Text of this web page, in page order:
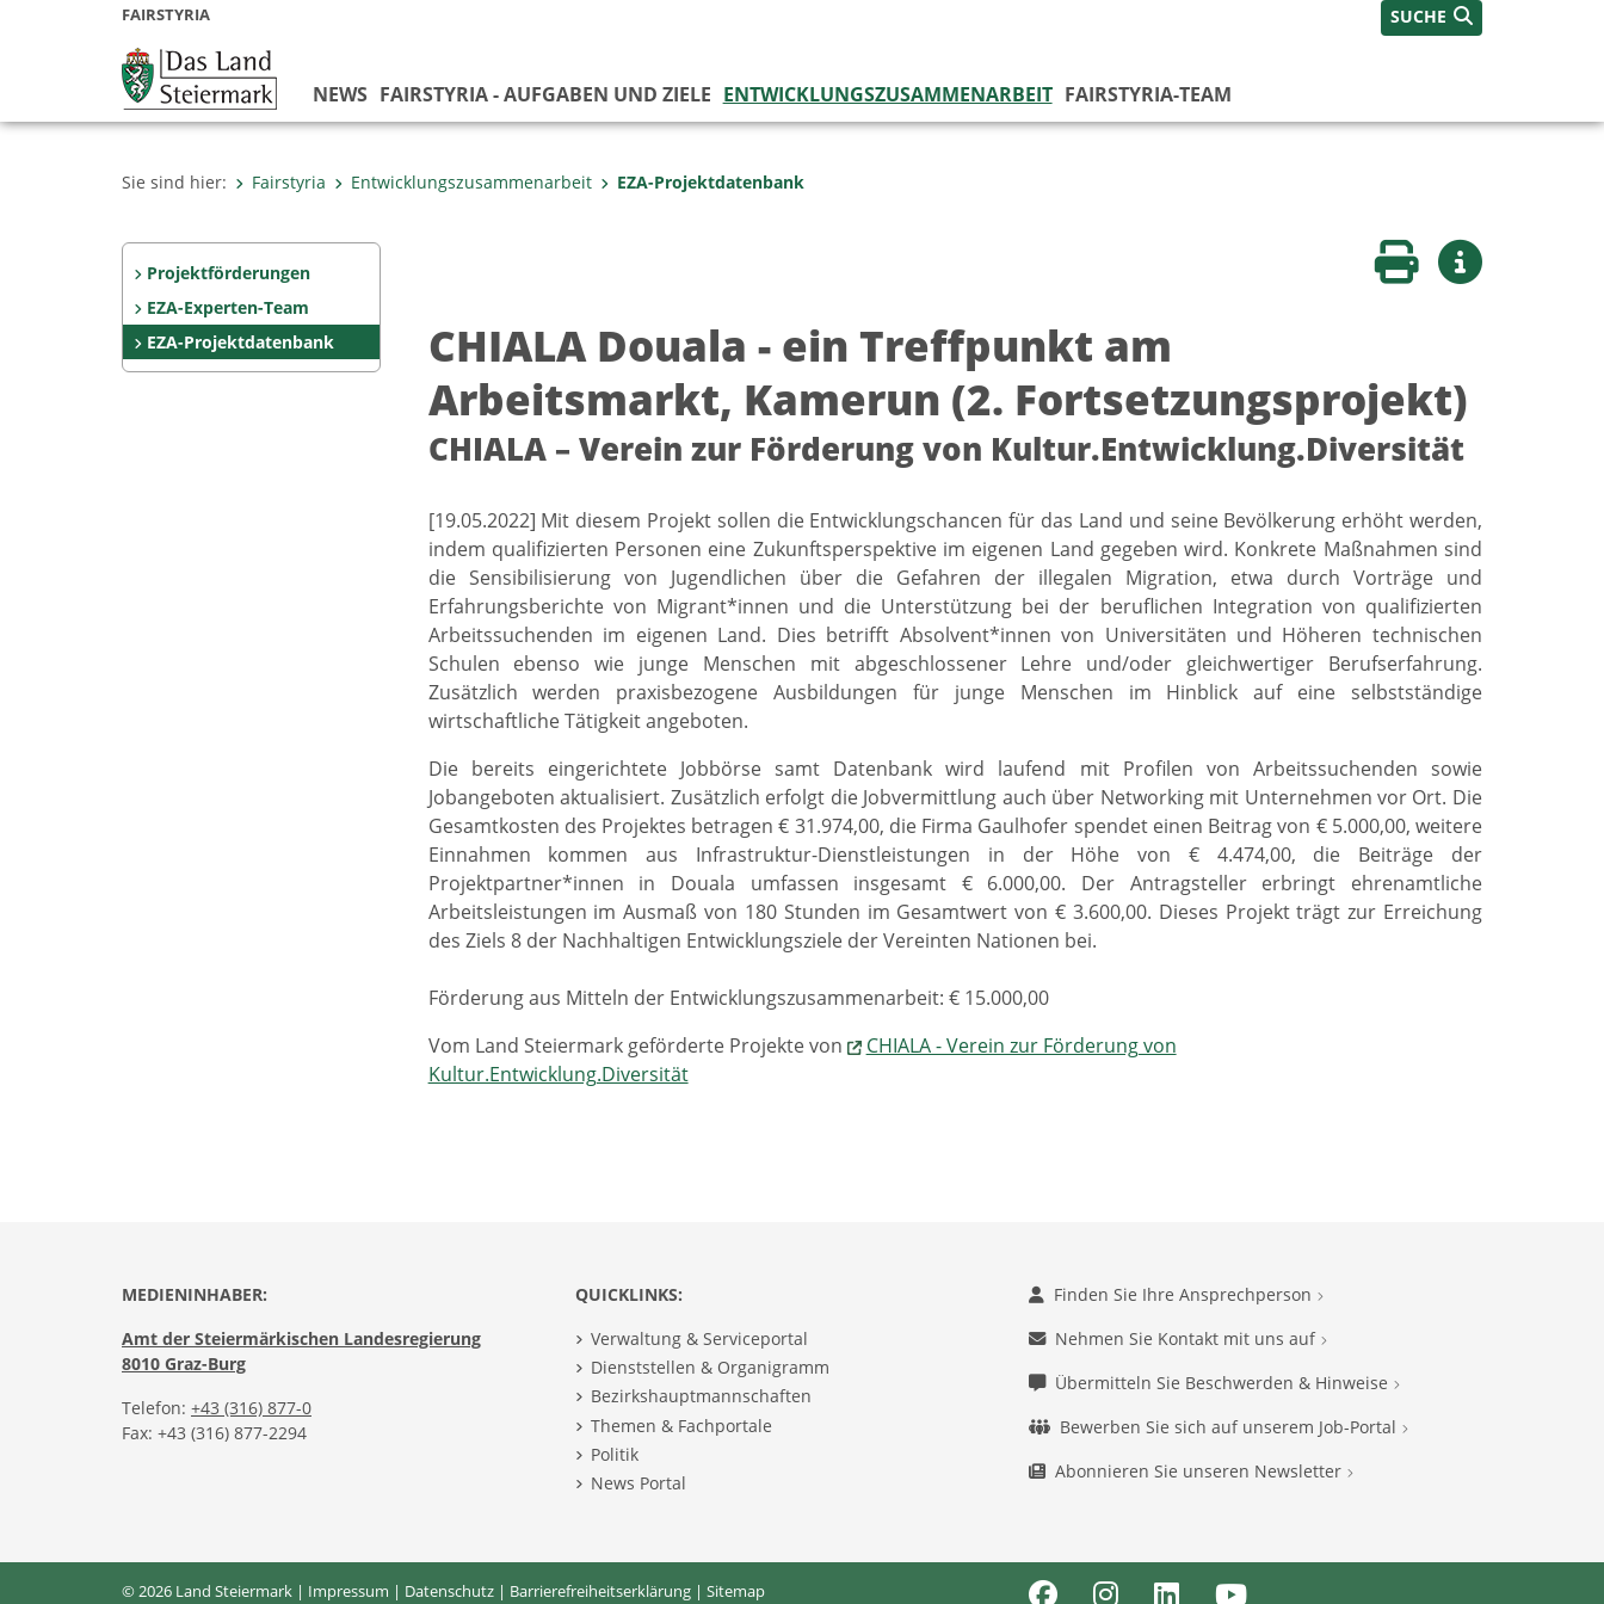
FAIRSTYRIA SUCHE
NEWS FAIRSTYRIA - AUFGABEN UND ZIELE ENTWICKLUNGSZUSAMMENARBEIT FAIRSTYRIA-TEAM
Sie sind hier: Fairstyria Entwicklungszusammenarbeit EZA-Projektdatenbank
Projektförderungen
EZA-Experten-Team
EZA-Projektdatenbank
Seite druckenWeitere Infos
CHIALA Douala - ein Treffpunkt am
Arbeitsmarkt, Kamerun (2. Fortsetzungsprojekt)
CHIALA – Verein zur Förderung von Kultur.Entwicklung.Diversität
[19.05.2022] Mit diesem Projekt sollen die Entwicklungschancen für das Land und seine Bevölkerung erhöht werden,
indem qualifizierten Personen eine Zukunftsperspektive im eigenen Land gegeben wird. Konkrete Maßnahmen sind
die Sensibilisierung von Jugendlichen über die Gefahren der illegalen Migration, etwa durch Vorträge und
Erfahrungsberichte von Migrant*innen und die Unterstützung bei der beruflichen Integration von qualifizierten
Arbeitssuchenden im eigenen Land. Dies betrifft Absolvent*innen von Universitäten und Höheren technischen
Schulen ebenso wie junge Menschen mit abgeschlossener Lehre und/oder gleichwertiger Berufserfahrung.
Zusätzlich werden praxisbezogene Ausbildungen für junge Menschen im Hinblick auf eine selbstständige
wirtschaftliche Tätigkeit angeboten.
Die bereits eingerichtete Jobbörse samt Datenbank wird laufend mit Profilen von Arbeitssuchenden sowie
Jobangeboten aktualisiert. Zusätzlich erfolgt die Jobvermittlung auch über Networking mit Unternehmen vor Ort. Die
Gesamtkosten des Projektes betragen € 31.974,00, die Firma Gaulhofer spendet einen Beitrag von € 5.000,00, weitere
Einnahmen kommen aus Infrastruktur-Dienstleistungen in der Höhe von € 4.474,00, die Beiträge der
Projektpartner*innen in Douala umfassen insgesamt € 6.000,00. Der Antragsteller erbringt ehrenamtliche
Arbeitsleistungen im Ausmaß von 180 Stunden im Gesamtwert von € 3.600,00. Dieses Projekt trägt zur Erreichung
des Ziels 8 der Nachhaltigen Entwicklungsziele der Vereinten Nationen bei.
Förderung aus Mitteln der Entwicklungszusammenarbeit: € 15.000,00
Vom Land Steiermark geförderte Projekte von
CHIALA - Verein zur Förderung von
Kultur.Entwicklung.Diversität
MEDIENINHABER:
Amt der Steiermärkischen Landesregierung
8010 Graz-Burg
Telefon: +43 (316) 877-0
Fax: +43 (316) 877-2294
QUICKLINKS:
Verwaltung & Serviceportal
Dienststellen & Organigramm
Bezirkshauptmannschaften
Themen & Fachportale
Politik
News Portal
Finden Sie Ihre Ansprechperson
Nehmen Sie Kontakt mit uns auf
Übermitteln Sie Beschwerden & Hinweise
Bewerben Sie sich auf unserem Job-Portal
Abonnieren Sie unseren Newsletter
© 2026 Land Steiermark | Impressum | Datenschutz | Barrierefreiheitserklärung | Sitemap FacebookInstagramLinkedInYoutube